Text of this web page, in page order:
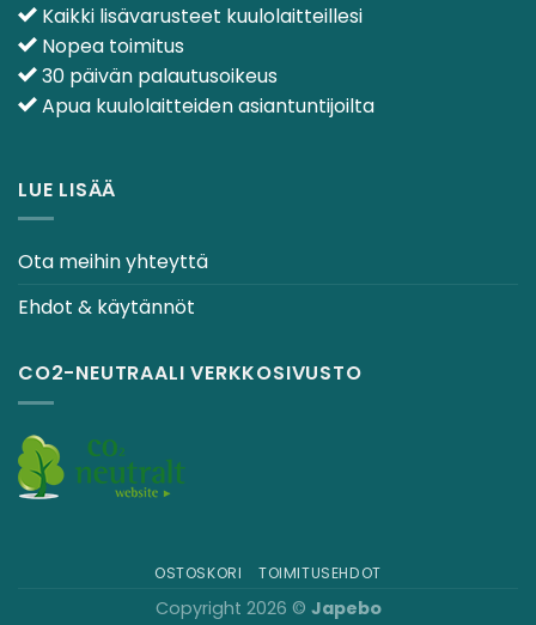
Kaikki lisävarusteet kuulolaitteillesi
Nopea toimitus
30 päivän palautusoikeus
Apua kuulolaitteiden asiantuntijoilta
LUE LISÄÄ
Ota meihin yhteyttä
Ehdot & käytännöt
CO2-NEUTRAALI VERKKOSIVUSTO
OSTOSKORI TOIMITUSEHDOT
Copyright 2026 © Japebo